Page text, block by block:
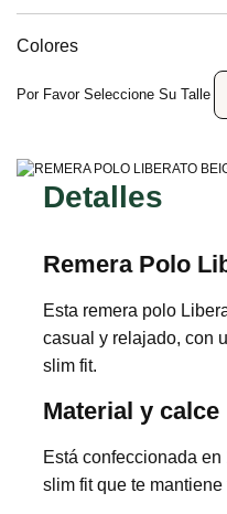
Colores
Por Favor Seleccione Su Talle
Detalles
Remera Polo
Esta remera polo
casual y relajado, con
slim fit.
Material y calce
Está confeccionada
slim fit que te